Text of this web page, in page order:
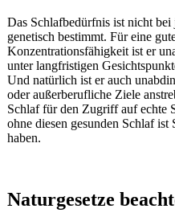
Das Schlafbedürfnis ist nicht
genetisch bestimmt. Für eine
Konzentrationsfähigkeit ist er
unter langfristigen
Und natürlich ist er auch
oder außerberufliche Ziele
Schlaf für den Zugriff auf echte
ohne diesen gesunden Schlaf ist
haben.
Naturgesetze